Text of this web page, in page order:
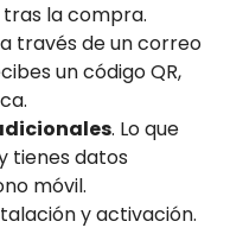
tras la compra.
través de un correo
un código QR,
. Lo que
tienes datos
móvil.
y activación.